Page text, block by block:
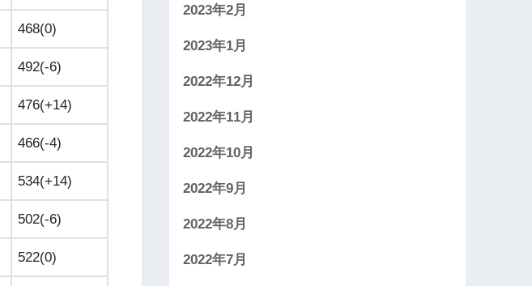
468(0)
492(-6)
476(+14)
466(-4)
534(+14)
502(-6)
522(0)
2023年2月
2023年1月
2022年12月
2022年11月
2022年10月
2022年9月
2022年8月
2022年7月